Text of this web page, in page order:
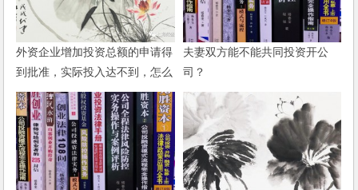
外资企业增加投资总额的申请得
到批准，实际投入达不到，怎么
办？
夫妻双方能不能共同投资开公
司？